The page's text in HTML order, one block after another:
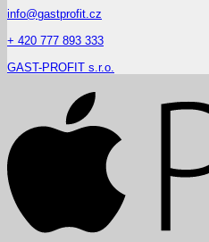
info@gastprofit.cz
+ 420 777 893 333
GAST-PROFIT s.r.o.